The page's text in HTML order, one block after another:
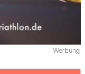
Werbung